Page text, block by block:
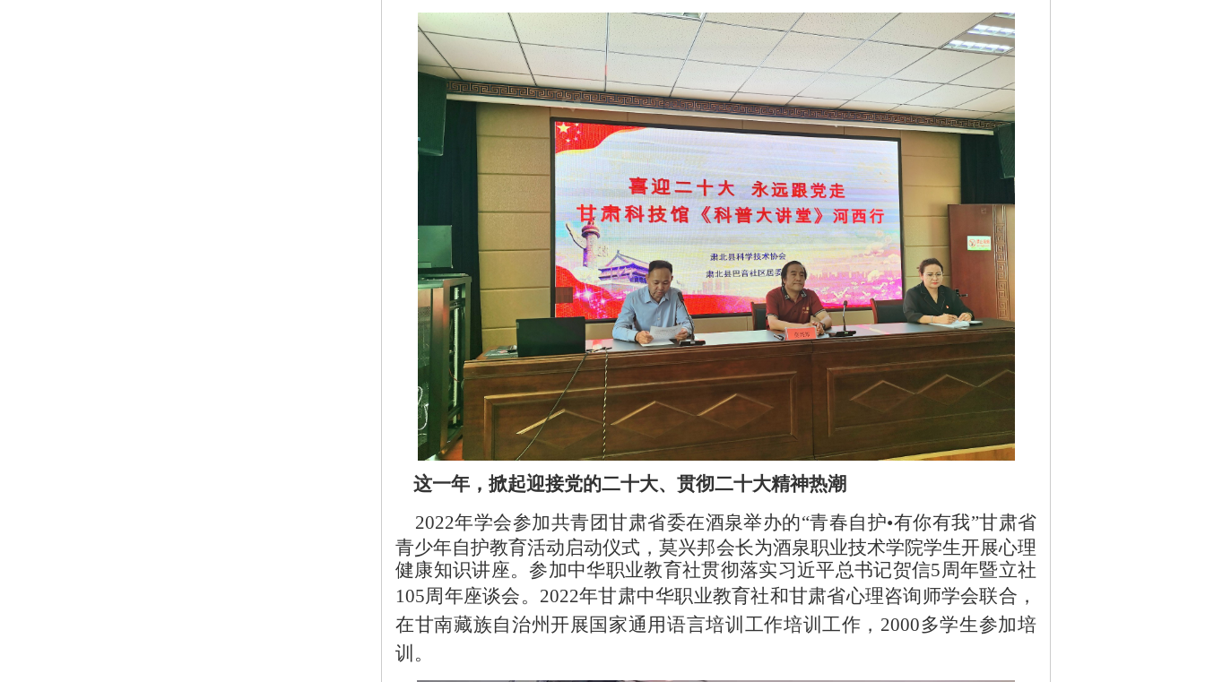
这一年， 掀起迎接党的二十大、贯彻二十大精神热潮
2022年学会参加共青团甘肃省委在酒泉举办的“青春自护•有你有我”甘肃省
青少年自护教育活动启动仪式 ，莫兴邦会长为酒泉职业技术学院学生开展心理
健康知识讲座。参加中华职业教育社贯彻落实习近平总书记贺信5周年暨立社
105周年座谈会。 2022年甘肃中华职业教育社和甘肃省心理咨询师学会联合，
在甘南藏族自治州开展国家通用语言培训工作培训工作，2000多学生参加培
训。